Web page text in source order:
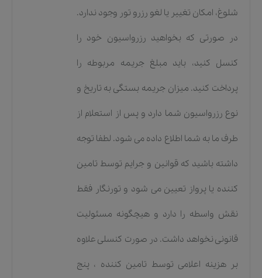
شلوغ، امکان تغییر یا لغو رزرو تور وجود ندارد.
در صورتی که بخواهید رزرواسیون خود را
کنسل کنید، باید مبلغ جریمه مربوطه را
پرداخت کنید. میزان جریمه بستگی به تاریخ و
نوع رزرواسیون شما دارد و پس از استعلام از
طرف ما به شما اطلاع داده می شود. لطفا توجه
داشته باشید که قوانین و جرایم توسط تامین
کننده یا پرواز تعیین می شود و تورنگار فقط
نقش واسطه را دارد و هیچگونه مسئولیت
قانونی نخواهد داشت. در صورت کنسلی علاوه
بر هزینه اعلامی توسط تامین کننده ، پنج